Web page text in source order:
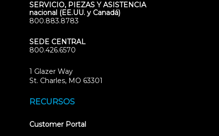
SERVICIO, PIEZAS Y ASISTENCIA
nacional (EE.UU. y Canadá)
800.883.8783
SEDE CENTRAL
800.426.6570
1 Glazer Way
St. Charles, MO 63301
RECURSOS
Customer Portal(opens